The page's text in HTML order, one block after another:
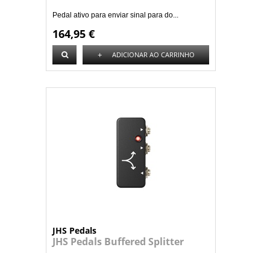
Pedal ativo para enviar sinal para do...
164,95 €
+ ADICIONAR AO CARRINHO
JHS Pedals
JHS Pedals Buffered Splitter